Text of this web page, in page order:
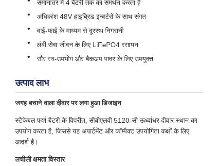
समानांतर में 4 बैटरी तक का समर्थन करता है
अधिकांश 48V हाइब्रिड इन्वर्टरों के साथ संगत
वाई-फाई के माध्यम से दूरस्थ निगरानी
लंबी सेवा जीवन के लिए LiFePO4 रसायन
सौर स्व-उपभोग और बैकअप पावर के लिए उपयुक्त
उत्पाद लाभ
जगह बचाने वाला दीवार पर लगा हुआ डिजाइन
स्टैकेबल फर्श बैटरी के विपरीत, सीबीएलवी 5120-सी ऊर्ध्वाधर दीवार स्थान का
उपयोग करता है, जिससे यह अपार्टमेंट और कॉम्पैक्ट उपयोगिता कक्षों के लिए
आदर्श है।
लचीली क्षमता विस्तार